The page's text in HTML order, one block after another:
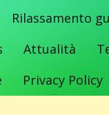
Rilassamento
Attualità
Privacy Policy